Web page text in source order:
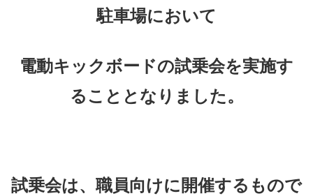
駐車場において
電動キックボードの試乗会を実施す
ることとなりました。
試乗会は、職員向けに開催するもので